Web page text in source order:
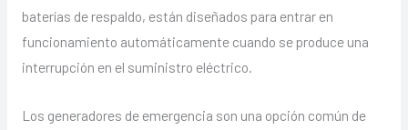
baterías de respaldo, están diseñados para entrar en
funcionamiento automáticamente cuando se produce una
interrupción en el suministro eléctrico.
Los generadores de emergencia son una opción común de